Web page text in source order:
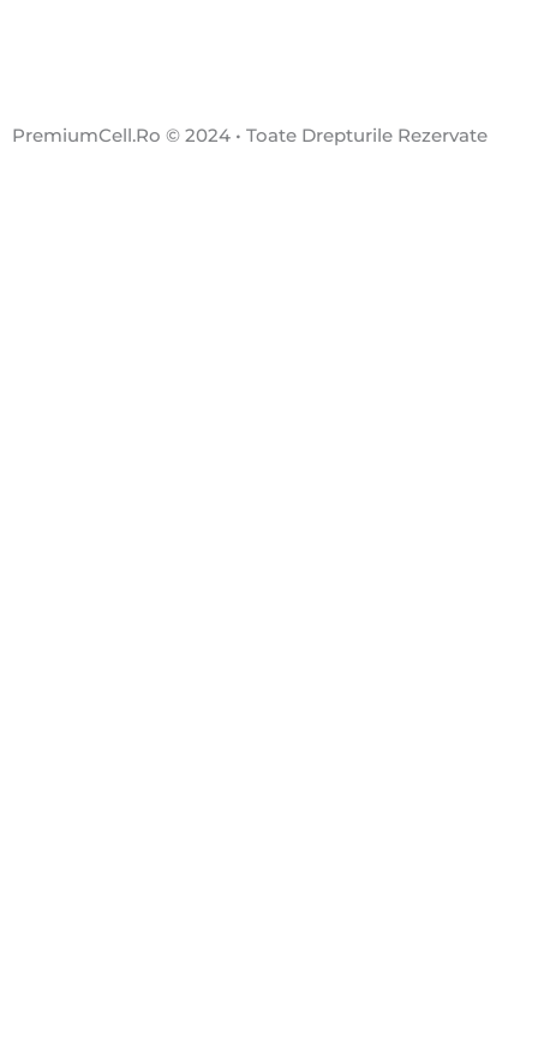
PremiumCell.Ro © 2024 • Toate Drepturile Rezervate